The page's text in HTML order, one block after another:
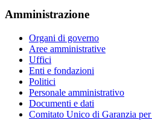
Amministrazione
Organi di governo
Aree amministrative
Uffici
Enti e fondazioni
Politici
Personale amministrativo
Documenti e dati
Comitato Unico di Garanzia